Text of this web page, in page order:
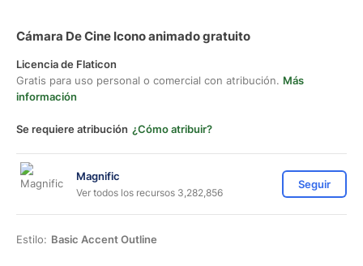
Cámara De Cine Icono animado gratuito
Licencia de Flaticon
Gratis para uso personal o comercial con atribución. Más
información
Se requiere atribución ¿Cómo atribuir?
Magnific
Ver todos los recursos 3,282,856
Seguir
Estilo: Basic Accent Outline